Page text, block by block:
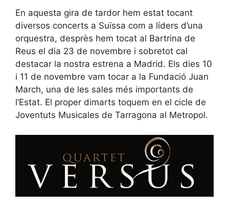
En aquesta gira de tardor hem estat tocant
diversos concerts a Suïssa com a líders d’una
orquestra, desprès hem tocat al Bartrina de
Reus el dia 23 de novembre i sobretot cal
destacar la nostra estrena a Madrid. Els dies 10
i 11 de novembre vam tocar a la Fundació Juan
March, una de les sales més importants de
l’Estat. El proper dimarts toquem en el cicle de
Joventuts Musicales de Tarragona al Metropol.